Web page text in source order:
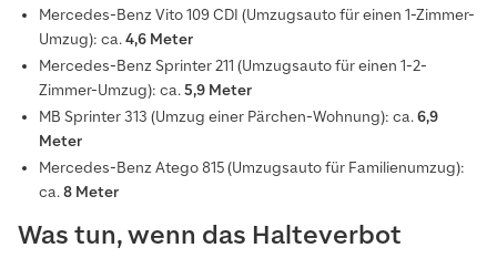
Mercedes-Benz Vito 109 CDI (Umzugsauto für einen 1-Zimmer-
Umzug): ca.4,6 Meter
Mercedes-Benz Sprinter 211 (Umzugsauto für einen 1-2-
Zimmer-Umzug): ca.5,9 Meter
MB Sprinter 313 (Umzug einer Pärchen-Wohnung): ca.6,9
Meter
Mercedes-Benz Atego 815 (Umzugsauto für Familienumzug):
ca.8 Meter
Was tun, wenn das Halteverbot